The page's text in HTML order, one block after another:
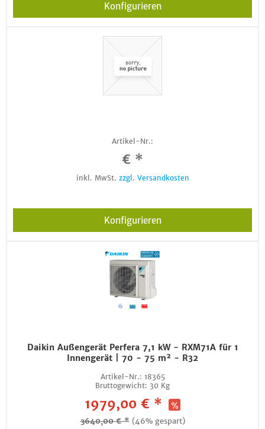
Konfigurieren
Artikel-Nr.:
€ *
inkl. MwSt. zzgl. Versandkosten
Konfigurieren
Daikin Außengerät Perfera 7,1 kW - RXM71A für 1
Innengerät | 70 - 75 m² - R32
Artikel-Nr.: 18365
Bruttogewicht: 30 Kg
1979,00 € *
3640,00 € * (46% gespart)